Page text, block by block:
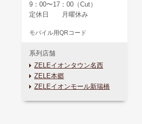
9：00〜17：00（Cut）
定休日 月曜休み
モバイル用QRコード
系列店舗
ZELEイオンタウン名西
ZELE本郷
ZELEイオンモール新瑞橋